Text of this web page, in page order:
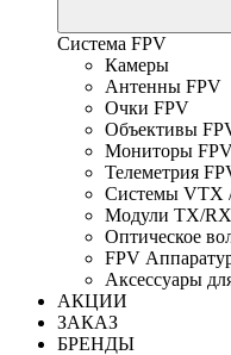
Система FPV
Камеры
Антенны FPV
Очки FPV
Объективы
Мониторы
Телеметрия
Системы VTX
Модули TX/RX
Оптическое
FPV
Аксессуары
АКЦИИ
ЗАКАЗ
БРЕНДЫ